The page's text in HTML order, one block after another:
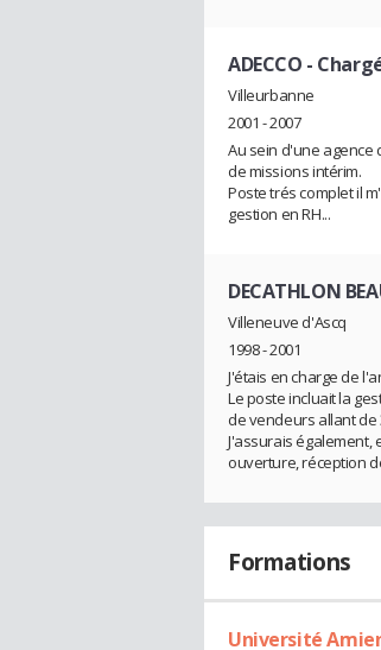
ADECCO -
Villeurbanne
2001 - 2007
Au sein d'une agence
de missions intérim.
Poste trés complet il
gestion en RH...
DECATHLON
Villeneuve d'Ascq
1998 - 2001
J'étais en charge de
Le poste incluait la
de vendeurs allant de
J'assurais
ouverture, réception
Formations
Université